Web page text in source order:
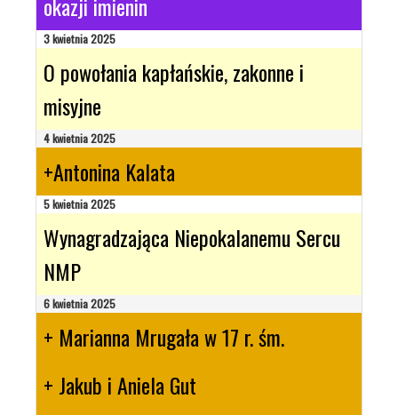
3 kwietnia 2025
O powołania kapłańskie, zakonne i
misyjne
4 kwietnia 2025
+Antonina Kalata
5 kwietnia 2025
Wynagradzająca Niepokalanemu Sercu
NMP
6 kwietnia 2025
+ Marianna Mrugała w 17 r. śm.
+ Jakub i Aniela Gut